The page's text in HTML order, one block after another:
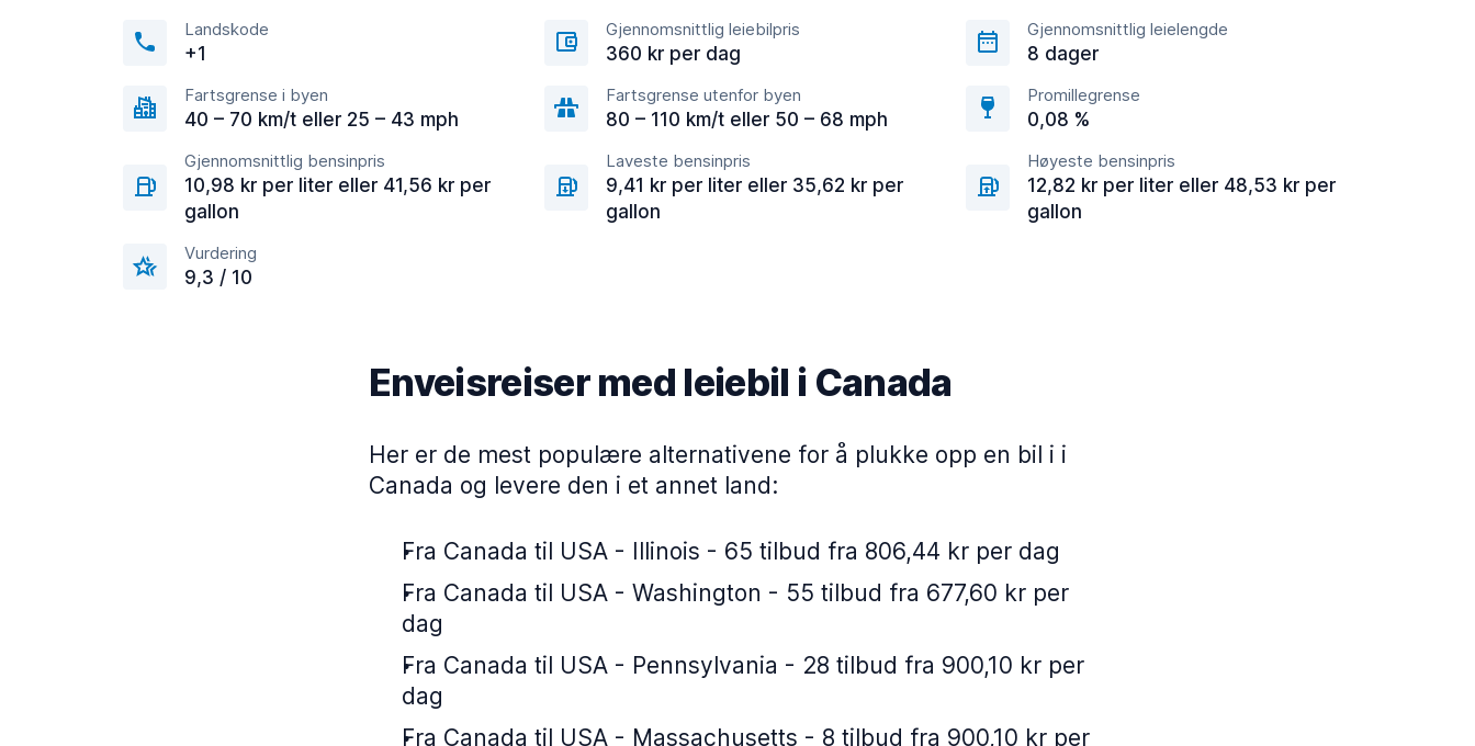
Landskode
+1
Gjennomsnittlig leiebilpris
360 kr per dag
Gjennomsnittlig leielengde
8 dager
Fartsgrense i byen
40 – 70 km/t eller 25 – 43 mph
Fartsgrense utenfor byen
80 – 110 km/t eller 50 – 68 mph
Promillegrense
0,08 %
Gjennomsnittlig bensinpris
10,98 kr per liter eller 41,56 kr per
gallon
Laveste bensinpris
9,41 kr per liter eller 35,62 kr per
gallon
Høyeste bensinpris
12,82 kr per liter eller 48,53 kr per
gallon
Vurdering
9,3 / 10
Enveisreiser med leiebil i Canada
Her er de mest populære alternativene for å plukke opp en bil i i
Canada og levere den i et annet land:
Fra Canada til USA - Illinois - 65 tilbud fra 806,44 kr per dag
Fra Canada til USA - Washington - 55 tilbud fra 677,60 kr per
dag
Fra Canada til USA - Pennsylvania - 28 tilbud fra 900,10 kr per
dag
Fra Canada til USA - Massachusetts - 8 tilbud fra 900,10 kr per